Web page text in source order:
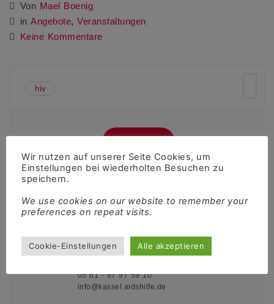
Von Mael Boenig
in Angebote, Veranstaltungen
Keine Kommentare
hiv
Kontakt
34117 Kassel
05 61 - 97 97 59 10
info@kassel.aidshilfe.de
Wir nutzen auf unserer Seite Cookies, um
Einstellungen bei wiederholten Besuchen zu
speichern.
We use cookies on our website to remember your
preferences on repeat visits.
Cookie-Einstellungen Alle akzeptieren